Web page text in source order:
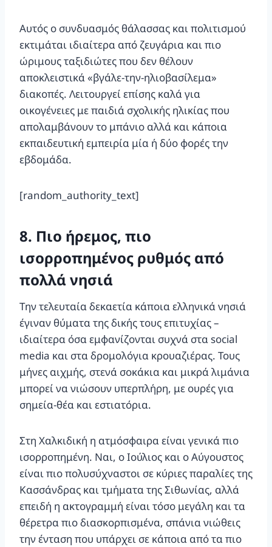
Αυτός ο συνδυασμός θάλασσας και πολιτισμού
εκτιμάται ιδιαίτερα από ζευγάρια και πιο
ώριμους ταξιδιώτες που δεν θέλουν
αποκλειστικά «βγάλε-την-ηλιοβασίλεμα»
διακοπές. Λειτουργεί επίσης καλά για
οικογένειες με παιδιά σχολικής ηλικίας που
απολαμβάνουν το μπάνιο αλλά και κάποια
εκπαιδευτική εμπειρία μία ή δύο φορές την
εβδομάδα.
[random_authority_text]
8. Πιο ήρεμος, πιο
ισορροπημένος ρυθμός από
πολλά νησιά
Την τελευταία δεκαετία κάποια ελληνικά νησιά
έγιναν θύματα της δικής τους επιτυχίας –
ιδιαίτερα όσα εμφανίζονται συχνά στα social
media και στα δρομολόγια κρουαζιέρας. Τους
μήνες αιχμής, στενά σοκάκια και μικρά λιμάνια
μπορεί να νιώσουν υπερπλήρη, με ουρές για
σημεία-θέα και εστιατόρια.
Στη Χαλκιδική η ατμόσφαιρα είναι γενικά πιο
ισορροπημένη. Ναι, ο Ιούλιος και ο Αύγουστος
είναι πιο πολυσύχναστοι σε κύριες παραλίες της
Κασσάνδρας και τμήματα της Σιθωνίας, αλλά
επειδή η ακτογραμμή είναι τόσο μεγάλη και τα
θέρετρα πιο διασκορπισμένα, σπάνια νιώθεις
την ένταση που υπάρχει σε κάποια από τα πιο